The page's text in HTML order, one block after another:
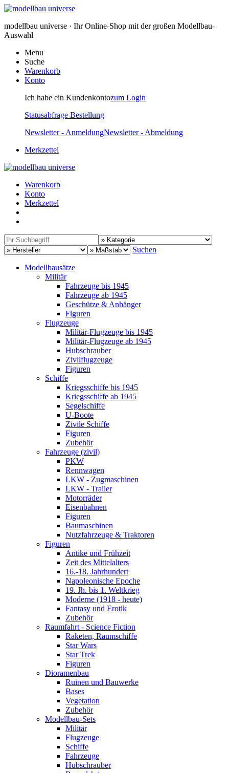
modellbau universe · Ihr Online-Shop mit der großen Modellbau-
Auswahl
Menu
Suche
Warenkorb
Konto
Ich habe ein Kundenkontozum Login
Statusabfrage Bestellung
Newsletter - AnmeldungNewsletter - Abmeldung
Merkzettel
Warenkorb
Konto
Merkzettel
Suchen
Modellbausätze
Militär
Fahrzeuge bis 1945
Fahrzeuge ab 1945
Geschütze & Anhänger
Figuren
Flugzeuge
Militär-Flugzeuge bis 1945
Militär-Flugzeuge ab 1945
Hubschrauber
Zivilflugzeuge
Figuren
Schiffe
Kriegsschiffe bis 1945
Kriegsschiffe ab 1945
Segelschiffe
U-Boote
Zivile Schiffe
Figuren
Zubehör
Fahrzeuge (zivil)
PKW
Rennwagen
LKW - Zugmaschinen
LKW - Trailer
Motorräder
Eisenbahnen
Figuren
Baumaschinen
Nutzfahrzeuge & Traktoren
Figuren
Antike und Frühzeit
Zeit des Mittelalters
16.-18. Jahrhundert
Napoleonische Epoche
19. Jh. bis 1. Weltkrieg
Moderne (1918 - heute)
Fantasy und Erotik
Zubehör
Raumfahrt - Science Fiction
Raketen, Raumschiffe
Star Wars
Star Trek
Figuren
Dioramenbau
Ruinen und Bauwerke
Bases
Vegetation
Zubehör
Modellbau-Sets
Militär
Flugzeuge
Schiffe
Fahrzeuge
Hubschrauber